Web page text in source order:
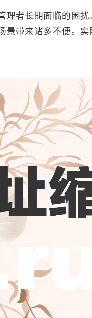
理者长期面临的困
景带来诸多不便。